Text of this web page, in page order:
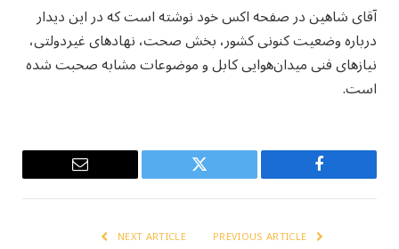
آقای شاهین در صفحه اکس خود نوشته است که در این دیدار
درباره وضعیت کنونی کشور، بخش صحت، نهادهای غیردولتی،
نیازهای فنی میدان‌هوایی کابل و موضوعات مشابه صحبت شده
است.
Facebook
Twitter
Email
NEXT ARTICLE